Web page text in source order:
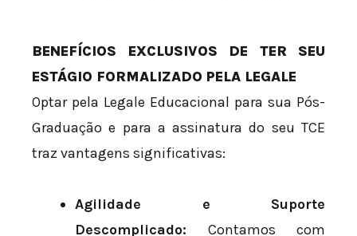
BENEFÍCIOS EXCLUSIVOS DE TER SEU
ESTÁGIO FORMALIZADO PELA LEGALE
Optar pela Legale Educacional para sua Pós-
Graduação e para a assinatura do seu TCE
traz vantagens significativas:
Agilidade e Suporte
Descomplicado: Contamos com